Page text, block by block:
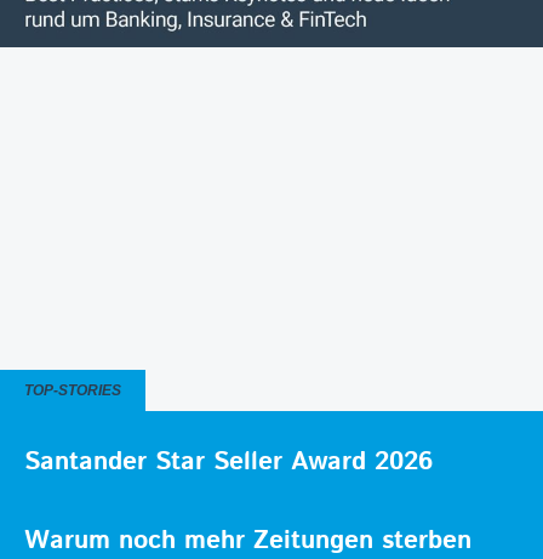
TOP-STORIES
Santander Star Seller Award 2026
Warum noch mehr Zeitungen sterben